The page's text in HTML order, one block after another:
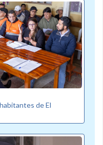
de El